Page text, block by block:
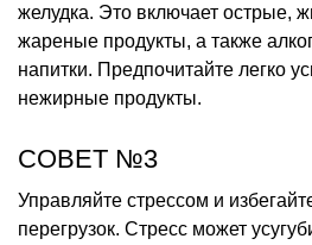
желудка. Это включает острые,
жареные продукты, а также
напитки. Предпочитайте легко
нежирные продукты.
СОВЕТ №3
Управляйте стрессом и
перегрузок. Стресс может